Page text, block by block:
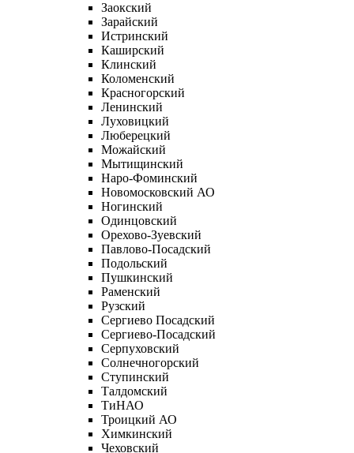
Заокский
Зарайский
Истринский
Каширский
Клинский
Коломенский
Красногорский
Ленинский
Луховицкий
Люберецкий
Можайский
Мытищинский
Наро-Фоминский
Новомосковский АО
Ногинский
Одинцовский
Орехово-Зуевский
Павлово-Посадский
Подольский
Пушкинский
Раменский
Рузский
Сергиево Посадский
Сергиево-Посадский
Серпуховский
Солнечногорский
Ступинский
Талдомский
ТиНАО
Троицкий АО
Химкинский
Чеховский